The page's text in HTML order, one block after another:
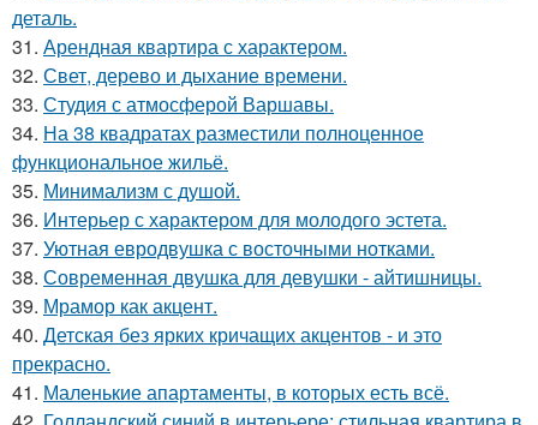
деталь.
31. Арендная квартира с характером.
32. Свет, дерево и дыхание времени.
33. Студия с атмосферой Варшавы.
34. На 38 квадратах разместили полноценное
функциональное жильё.
35. Минимализм с душой.
36. Интерьер с характером для молодого эстета.
37. Уютная евродвушка с восточными нотками.
38. Современная двушка для девушки - айтишницы.
39. Мрамор как акцент.
40. Детская без ярких кричащих акцентов - и это
прекрасно.
41. Маленькие апартаменты, в которых есть всё.